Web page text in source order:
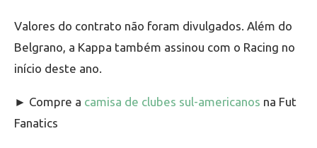
Valores do contrato não foram divulgados. Além do
Belgrano, a Kappa também assinou com o Racing no
início deste ano.
► Compre a camisa de clubes sul-americanos na Fut
Fanatics